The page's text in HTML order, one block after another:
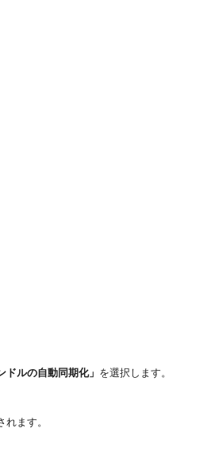
ドルの自動同期化」 を選択します。
ます。